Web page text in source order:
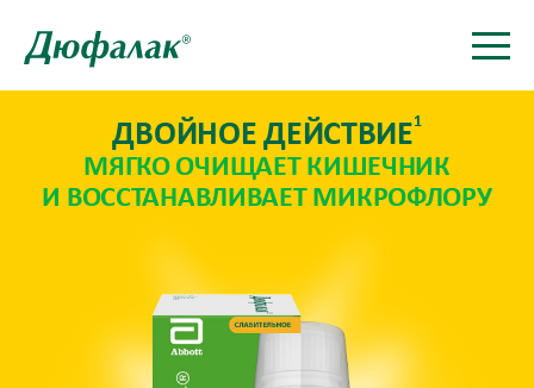
ДВОЙНОЕ ДЕЙСТВИЕ1
МЯГКО ОЧИЩАЕТ КИШЕЧНИК
И ВОССТАНАВЛИВАЕТ МИКРОФЛОРУ